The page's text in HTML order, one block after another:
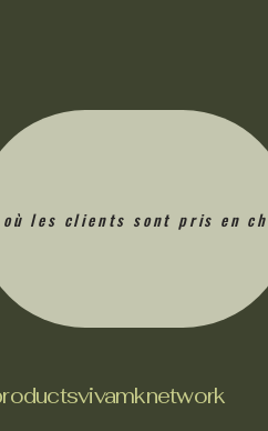
où les clients sont pris en